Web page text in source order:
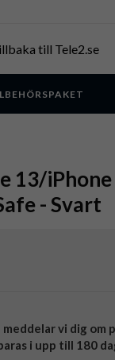
till Tele2.se
13/iPhone
- Svart
vi dig om
i upp till 180